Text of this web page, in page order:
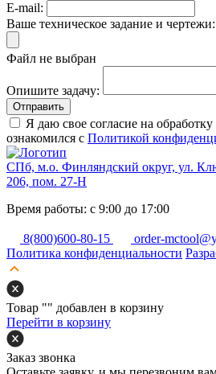
E-mail:
Ваше техническое задание и чертежи:
Файл не выбран
Опишите задачу:
Отправить
Я даю свое согласие на
ознакомился с Политикой
СПб, м.о. Финляндский округ, ул.
206, пом. 27-Н
Время работы: с 9:00 до 17:00
8(800)600-80-15
order-
Политика конфиденциальности
Товар "" добавлен в корзину
Перейти в корзину
Заказ звонка